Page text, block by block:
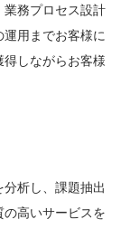
業務プロセス設計
用までお客様に
しながらお客様
分析し、課題抽出
高いサービスを